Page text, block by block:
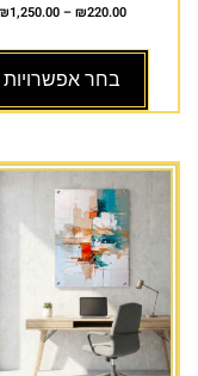
₪220.00
–
1,250.00
בחר אפשרויות